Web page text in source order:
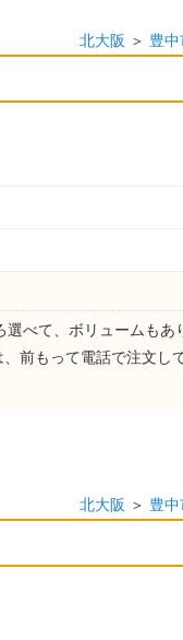
北大阪 ＞ 豊中
べて、ボリュームもあ
前もって電話で注文し
北大阪 ＞ 豊中